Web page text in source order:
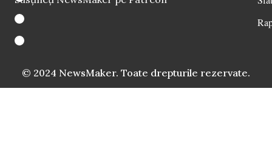
© 2024 NewsMaker. Toate drepturile rezervate.